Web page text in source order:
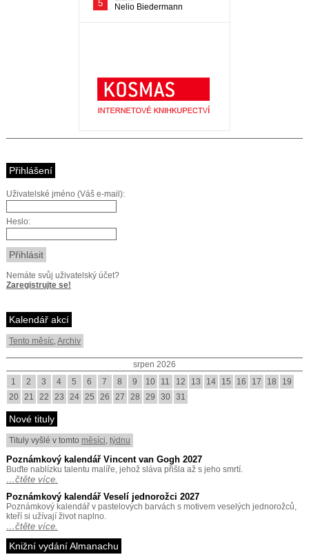
Přihlášení
Uživatelské jméno (Váš e-mail):
Heslo:
Nemáte svůj uživatelský účet?
Zaregistrujte se!
Kalendář akcí
Tento měsíc,Archiv
srpen 2026
1
2 3 4 5 6 7 8 9 10 11 12 13 14 15 16 17 18
19
20 21 22 23 24 25 26 27 28 29 30 31
Nové tituly
Tituly vyšlé v tomto měsíci, týdnu
Poznámkový kalendář Vincent van Gogh 2027
Buďte nablízku talentu malíře, jehož sláva přišla až s jeho smrtí.
…čtěte více.
Poznámkový kalendář Veselí jednorožci 2027
Poznámkový kalendář v pastelových barvách s motivem veselých jednorožců,
kteří si užívají život naplno.
…čtěte více.
Knižní vydání Almanachu